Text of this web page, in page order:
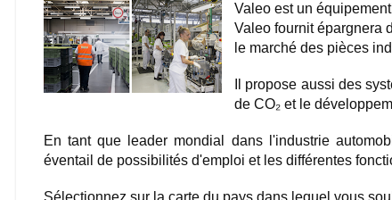
Valeo est un
Valeo fournit épargnera
le marché des pièces
Il propose aussi des
de CO₂ et le
En tant que leader mondial dans l'industrie
éventail de possibilités d'emploi et les différentes